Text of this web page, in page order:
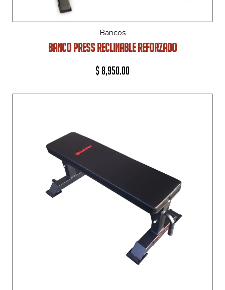
Bancos
BANCO PRESS RECLINABLE REFORZADO
$ 8,950.00